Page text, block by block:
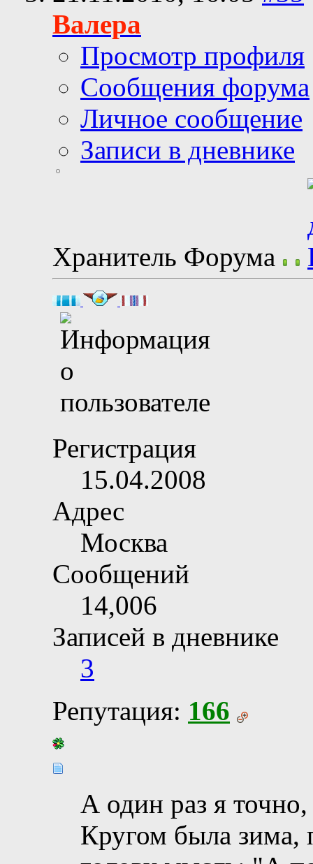
Валера
Просмотр профиля
Сообщения форума
Личное сообщение
Записи в дневнике
Хранитель Форума
Регистрация
15.04.2008
Адрес
Москва
Сообщений
14,006
Записей в дневнике
3
Репутация: 166
А один раз я
Кругом была зима,